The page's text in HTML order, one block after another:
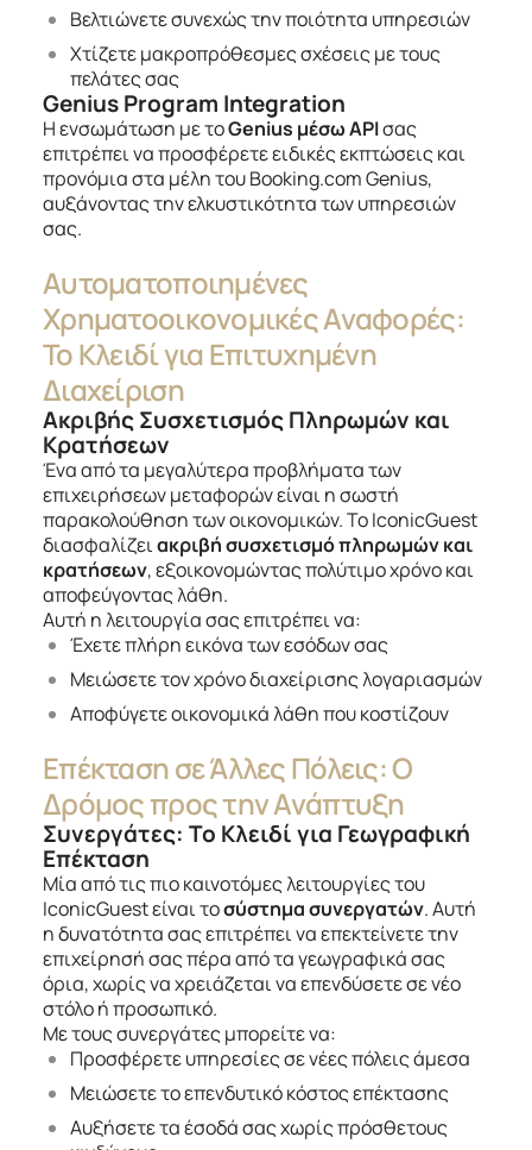
Βελτιώνετε συνεχώς την ποιότητα υπηρεσιών
Χτίζετε μακροπρόθεσμες σχέσεις με τους
πελάτες σας
Genius Program Integration
Η ενσωμάτωση με τοGenius μέσω APIσας
επιτρέπει να προσφέρετε ειδικές εκπτώσεις και
προνόμια στα μέλη του Booking.com Genius,
αυξάνοντας την ελκυστικότητα των υπηρεσιών
σας.
Αυτοματοποιημένες
Χρηματοοικονομικές Αναφορές:
Το Κλειδί για Επιτυχημένη
Διαχείριση
Ακριβής Συσχετισμός Πληρωμών και
Κρατήσεων
Ένα από τα μεγαλύτερα προβλήματα των
επιχειρήσεων μεταφορών είναι η σωστή
παρακολούθηση των οικονομικών. Το IconicGuest
διασφαλίζειακριβή συσχετισμό πληρωμών και
κρατήσεων, εξοικονομώντας πολύτιμο χρόνο και
αποφεύγοντας λάθη.
Αυτή η λειτουργία σας επιτρέπει να:
Έχετε πλήρη εικόνα των εσόδων σας
Μειώσετε τον χρόνο διαχείρισης λογαριασμών
Αποφύγετε οικονομικά λάθη που κοστίζουν
Επέκταση σε Άλλες Πόλεις: Ο
Δρόμος προς την Ανάπτυξη
Συνεργάτες: Το Κλειδί για Γεωγραφική
Επέκταση
Μία από τις πιο καινοτόμες λειτουργίες του
IconicGuest είναι τοσύστημα συνεργατών. Αυτή
η δυνατότητα σας επιτρέπει να επεκτείνετε την
επιχείρησή σας πέρα από τα γεωγραφικά σας
όρια, χωρίς να χρειάζεται να επενδύσετε σε νέο
στόλο ή προσωπικό.
Με τους συνεργάτες μπορείτε να:
Προσφέρετε υπηρεσίες σε νέες πόλεις άμεσα
Μειώσετε το επενδυτικό κόστος επέκτασης
Αυξήσετε τα έσοδά σας χωρίς πρόσθετους